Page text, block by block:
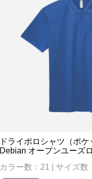
ドライポロシャツ（ポ
Debian オープンユーズ
カラー数：21 | サイズ数